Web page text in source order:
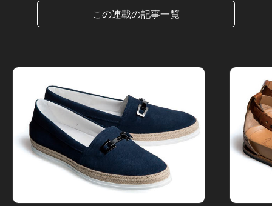
この連載の記事一覧